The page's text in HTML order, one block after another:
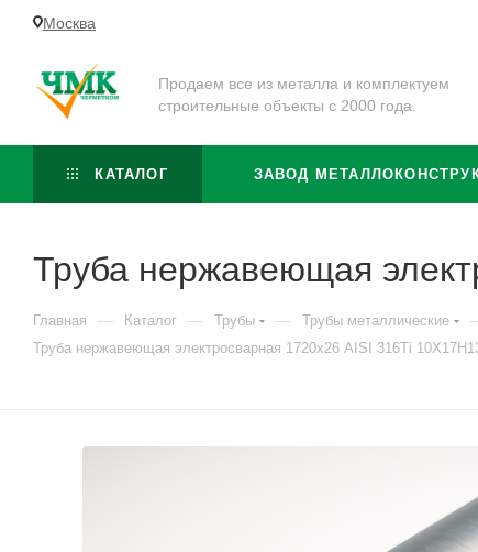
Москва
Продаем все из металла и комплектуем
строительные объекты с 2000 года.
КАТАЛОГ ЗАВОД
Труба нержавеющая
Главная — Каталог — Трубы — Трубы металлические
Труба нержавеющая электросварная 1720х26 AISI 316Ti